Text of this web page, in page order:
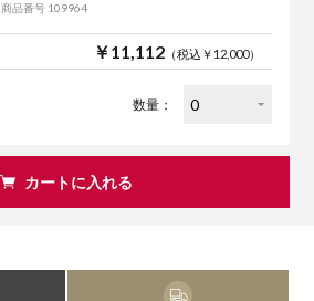
商品番号 109964
￥11,112（税込￥12,000）
数量：
カートに入れる